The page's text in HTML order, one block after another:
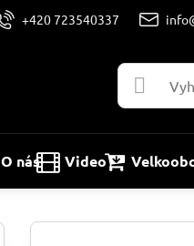
+420 723540337
O nás Video